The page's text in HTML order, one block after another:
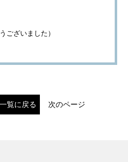
ざいました）
一覧に戻る 次のページ